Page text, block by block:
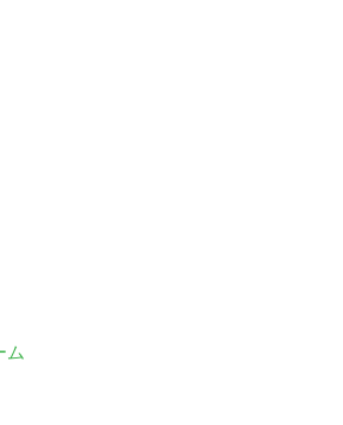
ム